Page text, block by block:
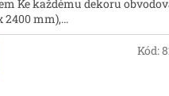
Ke každému dekoru
2400 mm),...
Kód: